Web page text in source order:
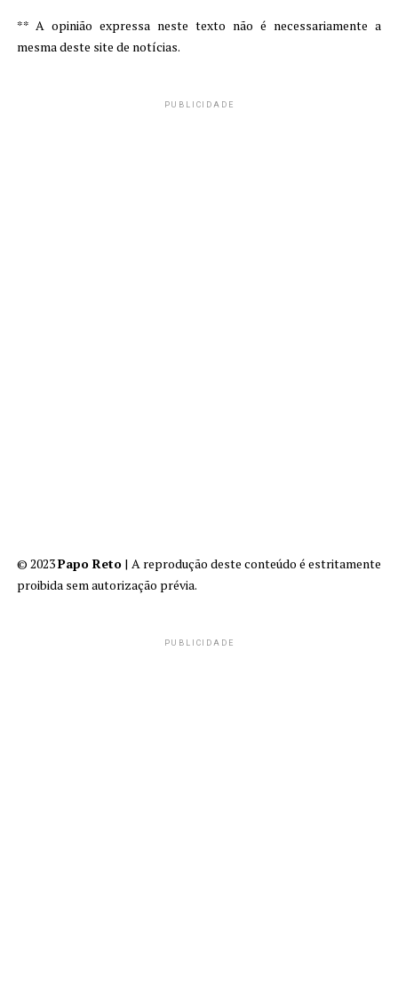
** A opinião expressa neste texto não é necessariamente a
mesma deste site de notícias.
PUBLICIDADE
© 2023Papo Reto | A reprodução deste conteúdo é estritamente
proibida sem autorização prévia.
PUBLICIDADE